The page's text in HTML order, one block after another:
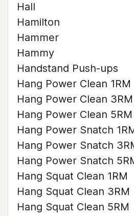
Hall
Hamilton
Hammer
Hammy
Handstand Push-ups
Hang Power Clean 1RM
Hang Power Clean 3RM
Hang Power Clean 5RM
Hang Power Snatch
Hang Power Snatch
Hang Power Snatch
Hang Squat Clean 1RM
Hang Squat Clean 3RM
Hang Squat Clean 5RM